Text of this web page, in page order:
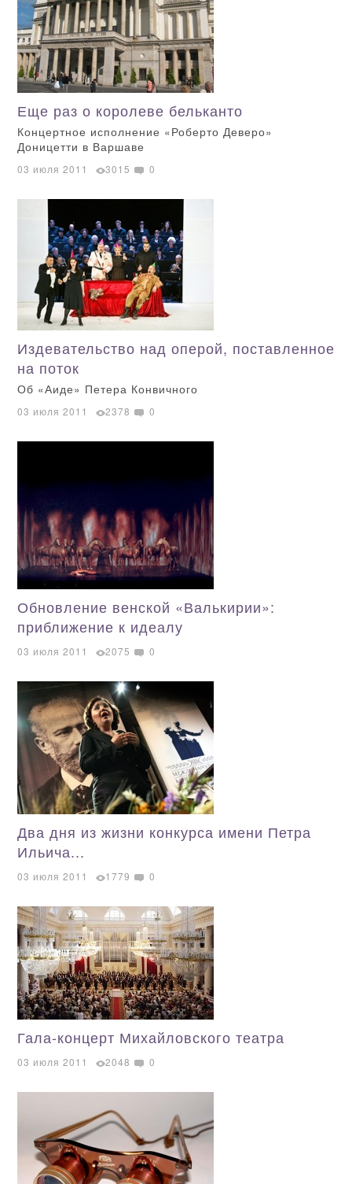
Еще раз о королеве бельканто
Концертное исполнение «Роберто Деверо»
Доницетти в Варшаве
03 июля 2011 3015 0
Издевательство над оперой, поставленное
на поток
Об «Аиде» Петера Конвичного
03 июля 2011 2378 0
Обновление венской «Валькирии»:
приближение к идеалу
03 июля 2011 2075 0
Два дня из жизни конкурса имени Петра
Ильича...
03 июля 2011 1779 0
Гала-концерт Михайловского театра
03 июля 2011 2048 0